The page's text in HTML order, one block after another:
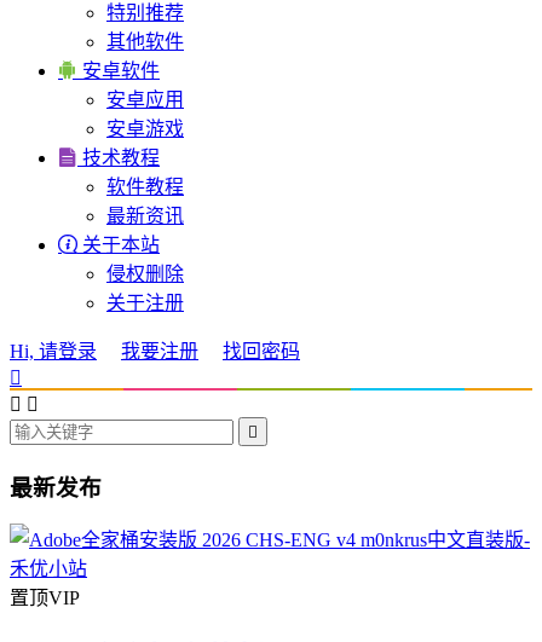
特别推荐
其他软件
 安卓软件
安卓应用
安卓游戏
 技术教程
软件教程
最新资讯
 关于本站
侵权删除
关于注册
Hi, 请登录 我要注册
找回密码

 

最新发布
置顶VIP